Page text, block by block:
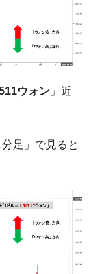
良くない。
院が『クーパ
3兆7,000億
駆逐艦
！ 日米の協調
前年同期比
韓！⇒ さっそ
」のプラカー
ウォン 」近
足」で見ると